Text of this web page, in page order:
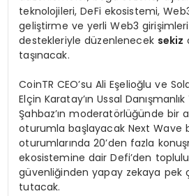
teknolojileri, DeFi ekosistemi,
geliştirme ve yerli Web3 girişimleri
destekleriyle düzenlenecek sekiz
taşınacak.
CoinTR CEO’su Ali Eşelioğlu ve
Elçin Karatay’ın Ussal
Şahbaz’ın moderatörlüğünde bir
oturumla başlayacak Next Wave
oturumlarında 20’den fazla
ekosistemine dair Defi’den
güvenliğinden yapay zekaya pek
tutacak.